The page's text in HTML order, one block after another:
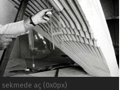
aç (0x0px)